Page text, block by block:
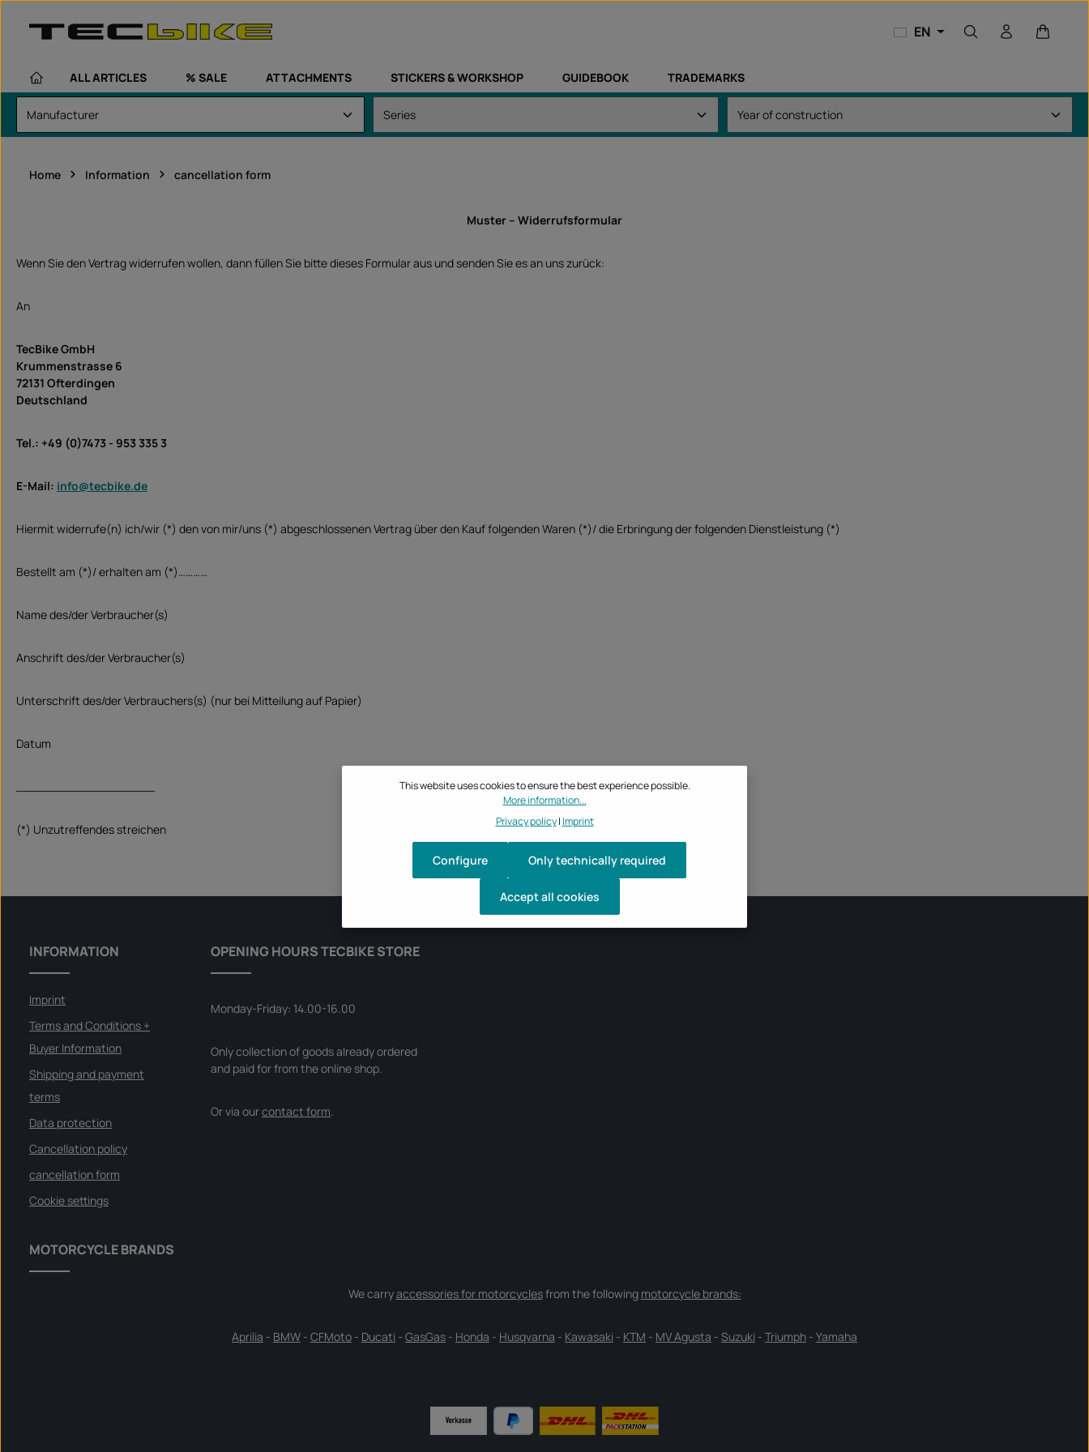
EN
ALL ARTICLES % SALE ATTACHMENTS STICKERS & WORKSHOP GUIDEBOOK TRADEMARKS
Home Information cancellation form
Muster – Widerrufsformular
Wenn Sie den Vertrag widerrufen wollen, dann füllen Sie bitte dieses Formular aus und senden Sie es an uns zurück:
An
TecBike GmbH
Krummenstrasse 6
72131 Ofterdingen
Deutschland
Tel.: +49 (0)7473 - 953 335 3
E-Mail: info@tecbike.de
Hiermit widerrufe(n) ich/wir (*) den von mir/uns (*) abgeschlossenen Vertrag über den Kauf folgenden Waren (*)/ die Erbringung der folgenden Dienstleistung (*)
Bestellt am (*)/ erhalten am (*)…………
Name des/der Verbraucher(s)
Anschrift des/der Verbraucher(s)
Unterschrift des/der Verbrauchers(s) (nur bei Mitteilung auf Papier)
Datum
(*) Unzutreffendes streichen
INFORMATION
Imprint
Terms and Conditions +
Buyer Information
Shipping and payment
terms
Data protection
Cancellation policy
cancellation form
Cookie settings
OPENING HOURS TECBIKE STORE
Monday-Friday: 14.00-16.00
Only collection of goods already ordered
and paid for from the online shop.
Or via ourcontact form.
MOTORCYCLE BRANDS
We carryaccessories for motorcyclesfrom the following motorcycle brands:
Aprilia - BMW - CFMoto - Ducati - GasGas - Honda - Husqvarna - Kawasaki - KTM - MV Agusta - Suzuki - Triumph - Yamaha
This website uses cookies to ensure the best experience possible.
More information...
Privacy policy| Imprint
Only technically required
Configure
Accept all cookies